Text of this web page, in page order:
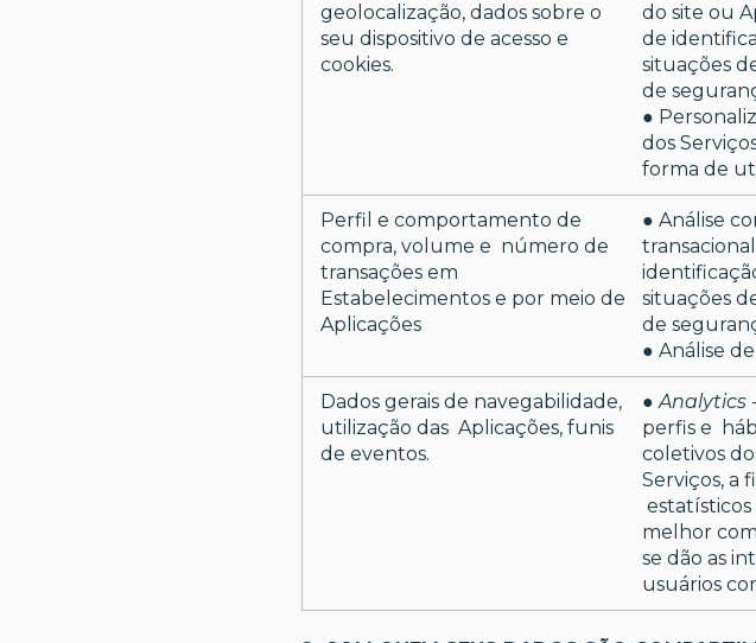
geolocalização, dados sobre o
seu dispositivo de acesso e
cookies.
do site ou
de
situações
de
●
dos
forma de
Perfil e comportamento de
compra, volume e número de
transações em
Estabelecimentos e por meio de
Aplicações
● Análise
situações
de
● Análise
Dados gerais de navegabilidade,
utilização das Aplicações, funis
de eventos.
●Analytics
perfis e
coletivos
Serviços, a
melhor
se dão as
usuários